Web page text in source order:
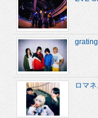
ロマ